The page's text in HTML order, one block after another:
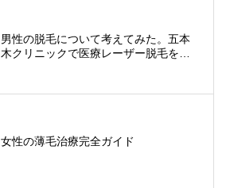
男性の脱毛について考えてみた。五本
木クリニックで医療レーザー脱毛を…
女性の薄毛治療完全ガイド